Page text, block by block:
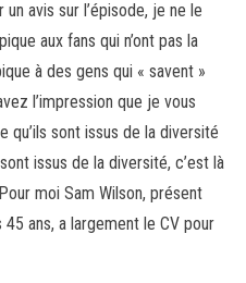
un avis sur l’épisode, je ne le
aux fans qui n’ont pas la
à des gens qui « savent »
l’impression que je vous
qu’ils sont issus de la diversité
issus de la diversité, c’est là
moi Sam Wilson, présent
ans, a largement le CV pour